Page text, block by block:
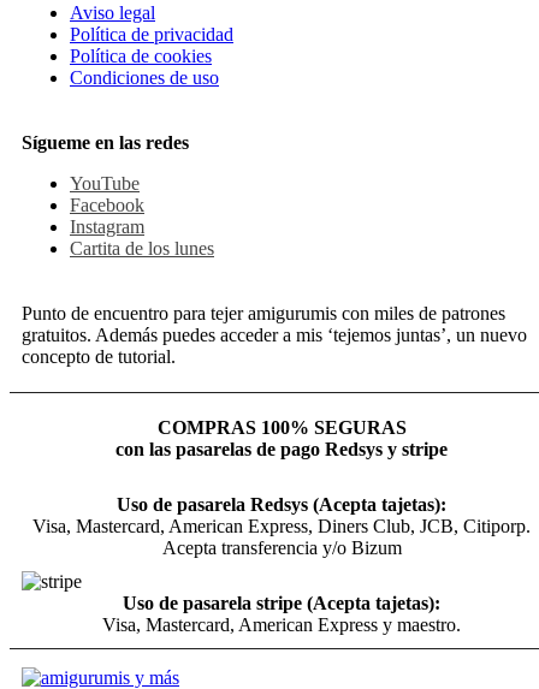
Aviso legal
Política de privacidad
Política de cookies
Condiciones de uso
Sígueme en las redes
YouTube
Facebook
Instagram
Cartita de los lunes
Punto de encuentro para tejer amigurumis con miles de patrones
gratuitos. Además puedes acceder a mis ‘tejemos juntas’, un nuevo
concepto de tutorial.
COMPRAS 100% SEGURAS
con las pasarelas de pago Redsys y stripe
Uso de pasarela Redsys (Acepta tajetas):
Visa, Mastercard, American Express, Diners Club, JCB, Citiporp.
Acepta transferencia y/o Bizum
Uso de pasarela stripe (Acepta tajetas):
Visa, Mastercard, American Express y maestro.